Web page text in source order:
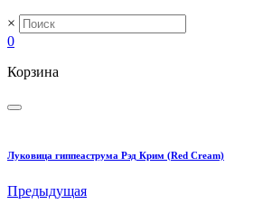
×
0
Корзина
Луковица гиппеаструма Рэд Крим (Red Cream)
Предыдущая